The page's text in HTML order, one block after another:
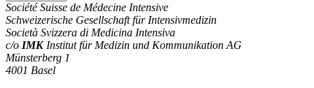
Société Suisse de Médecine Intensive
Schweizerische Gesellschaft für Intensivmedizin
Società Svizzera di Medicina Intensiva
c/o IMK Institut für Medizin und Kommunikation AG
Münsterberg 1
4001 Basel